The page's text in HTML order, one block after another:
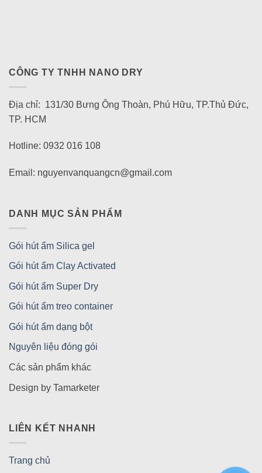
CÔNG TY TNHH NANO DRY
Địa chỉ: 131/30 Bưng Ông Thoàn, Phú Hữu, TP.Thủ Đức,
TP. HCM
Hotline: 0932 016 108
Email: nguyenvanquangcn@gmail.com
DANH MỤC SẢN PHẨM
Gói hút ẩm Silica gel
Gói hút ẩm Clay Activated
Gói hút ẩm Super Dry
Gói hút ẩm treo container
Gói hút ẩm dạng bột
Nguyên liệu đóng gói
Các sản phẩm khác
Design by Tamarketer
LIÊN KẾT NHANH
Trang chủ